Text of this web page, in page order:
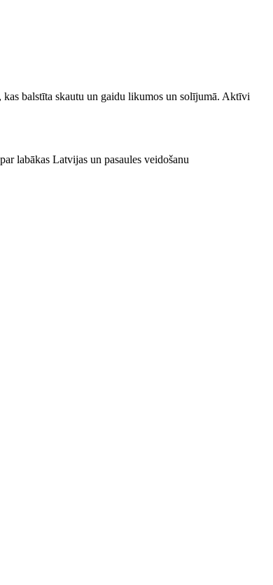
balstīta skautu un gaidu likumos un solījumā. Aktīvi
labākas Latvijas un pasaules veidošanu